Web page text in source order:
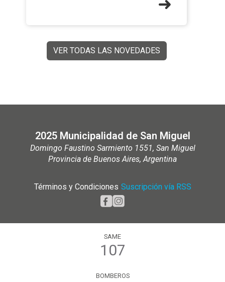
VER TODAS LAS NOVEDADES
2025 Municipalidad de San Miguel
Domingo Faustino Sarmiento 1551, San Miguel
Provincia de Buenos Aires, Argentina
Términos y Condiciones Suscripción vía RSS
SAME
107
BOMBEROS